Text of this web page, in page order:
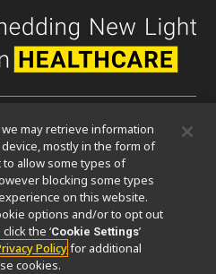
显微镜事业100周年
may retrieve information
mostly in the form of
to allow some types of
blocking some types
on this website.
options and/or to opt out
the ‘Cookie Settings’
Policyfor additional
cookies.